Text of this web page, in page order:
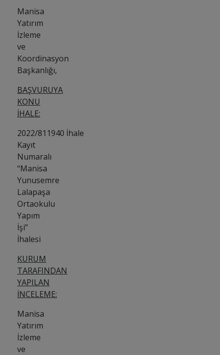
Manisa
Yatırım
İzleme
ve
Koordinasyon
Başkanlığı,
BAŞVURUYA
KONU
İHALE:
2022/811940 İhale
Kayıt
Numaralı
“Manisa
Yunusemre
Lalapaşa
Ortaokulu
Yapım
İşi”
İhalesi
KURUM
TARAFINDAN
YAPILAN
İNCELEME:
Manisa
Yatırım
İzleme
ve